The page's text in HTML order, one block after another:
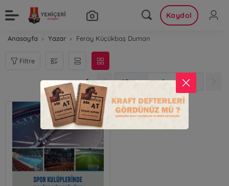
Kaydol
Anasayfa Yazar Feray Küçükbaş Duman
Filtre
1